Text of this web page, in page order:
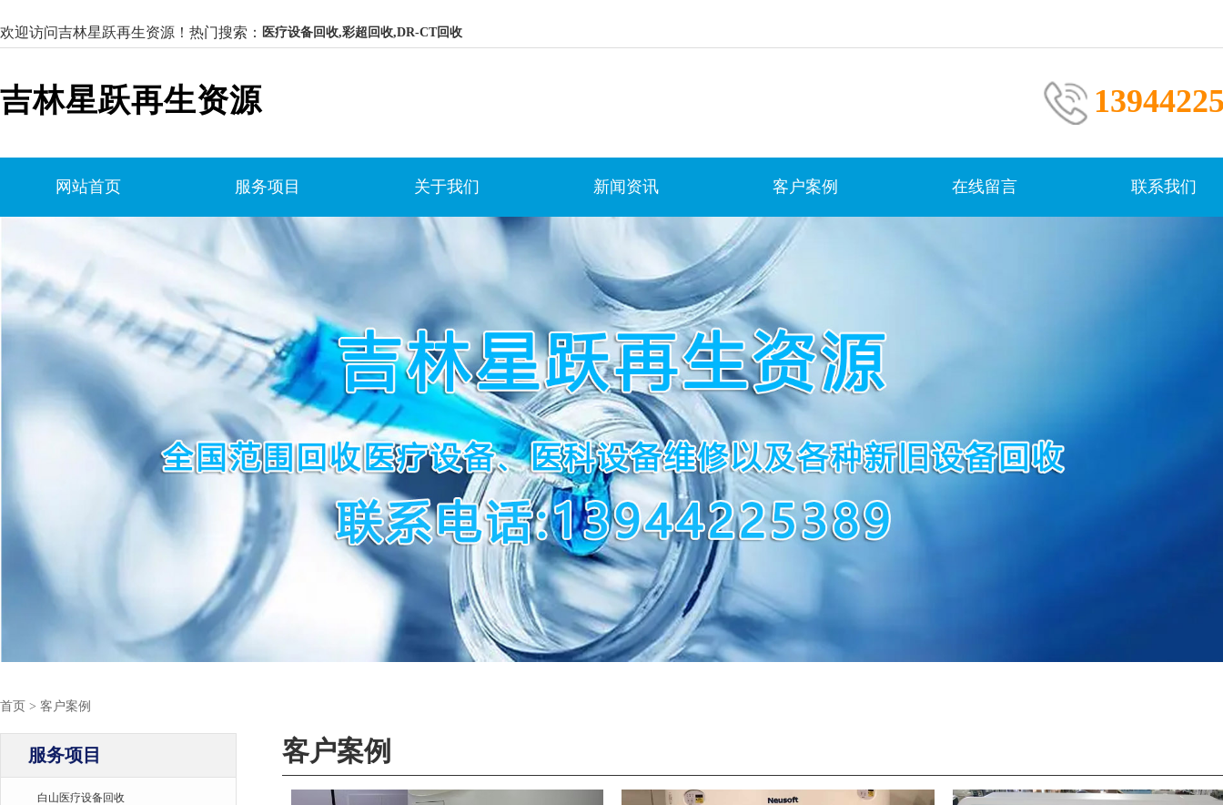
欢迎访问吉林星跃再生资源！ 热门搜索： 医疗设备回收,彩超回收,DR-CT回收
吉林星跃再生资源
网站首页 服务项目 关于我们 新闻资讯 客户案例 在线留言 联系我们
首页 > 客户案例
服务项目
白山医疗设备回收
客户案例